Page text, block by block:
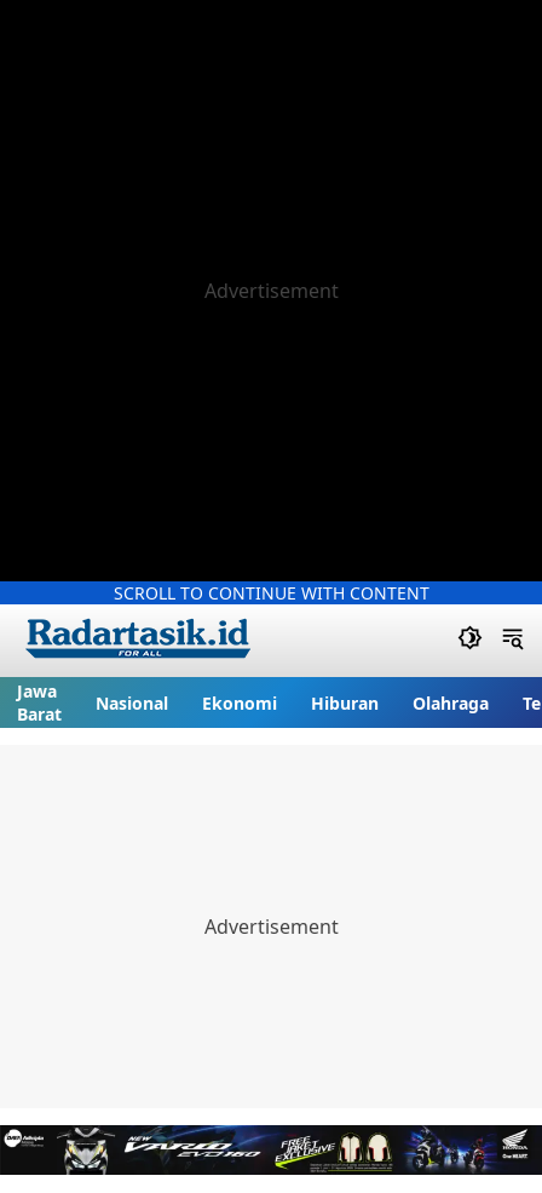
SCROLL TO CONTINUE WITH CONTENT
Jawa
Barat
Nasional Ekonomi Hiburan Olahraga